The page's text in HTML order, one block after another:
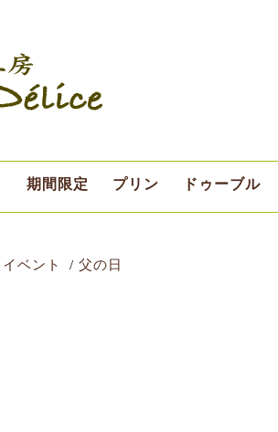
期間限定 プリン ドゥーブル
イベント 父の日